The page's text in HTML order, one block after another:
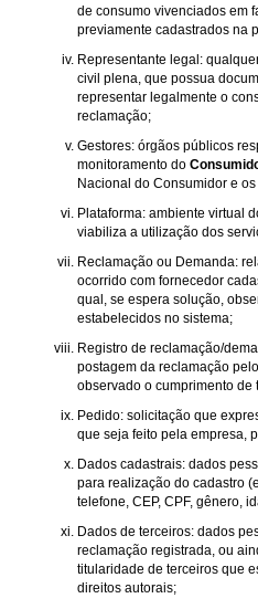
de consumo vivenciados em
previamente cadastrados na
Representante legal:
civil plena, que possua
representar legalmente o
reclamação;
Gestores: órgãos públicos
monitoramento do
Nacional do Consumidor e
Plataforma: ambiente virtual
viabiliza a utilização dos
Reclamação ou Demanda:
ocorrido com fornecedor
qual, se espera solução,
estabelecidos no sistema;
Registro de reclamação/
postagem da reclamação
observado o cumprimento
Pedido: solicitação que
que seja feito pela empresa,
Dados cadastrais: dados
para realização do cadastro
telefone, CEP, CPF, gênero,
Dados de terceiros: dados
reclamação registrada, ou
titularidade de terceiros que
direitos autorais;